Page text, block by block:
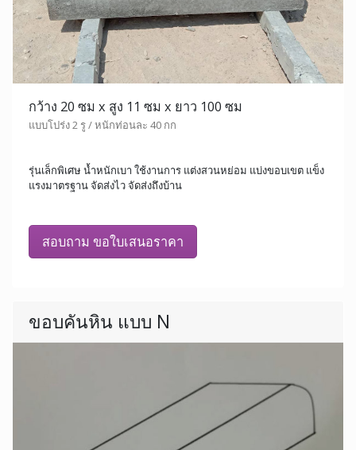
กว้าง 20 ซม x สูง 11 ซม x ยาว 100 ซม
แบบโปร่ง 2 รู / หนักท่อนละ 40 กก
รุ่นเล็กพิเศษ น้ำหนักเบา ใช้งานการ แต่งสวนหย่อม แบ่งขอบเขต แข็ง
แรงมาตรฐาน จัดส่งไว จัดส่งถึงบ้าน
สอบถาม ขอใบเสนอราคา
ขอบคันหิน แบบ N